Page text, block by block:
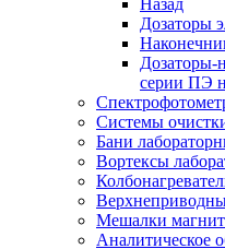
Назад
Дозаторы
Дозаторы-
серии ПЭ
Системы
Бани
Вортексы
Мешалки
Аналитическое